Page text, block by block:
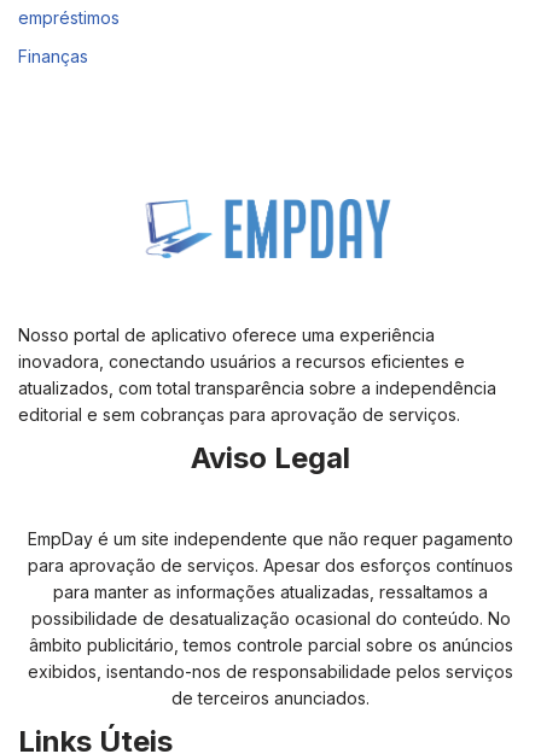
empréstimos
Finanças
Nosso portal de aplicativo oferece uma experiência
inovadora, conectando usuários a recursos eficientes e
atualizados, com total transparência sobre a independência
editorial e sem cobranças para aprovação de serviços.
Aviso Legal
EmpDay é um site independente que não requer pagamento
para aprovação de serviços. Apesar dos esforços contínuos
para manter as informações atualizadas, ressaltamos a
possibilidade de desatualização ocasional do conteúdo. No
âmbito publicitário, temos controle parcial sobre os anúncios
exibidos, isentando-nos de responsabilidade pelos serviços
de terceiros anunciados.
Links Úteis